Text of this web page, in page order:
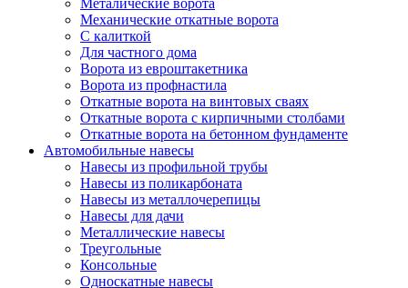
Металические ворота
Механические откатные ворота
С калиткой
Для частного дома
Ворота из евроштакетника
Ворота из профнастила
Откатные ворота на винтовых сваях
Откатные ворота с кирпичными столбами
Откатные ворота на бетонном фундаменте
Автомобильные навесы
Навесы из профильной трубы
Навесы из поликарбоната
Навесы из металлочерепицы
Навесы для дачи
Металлические навесы
Треугольные
Консольные
Односкатные навесы